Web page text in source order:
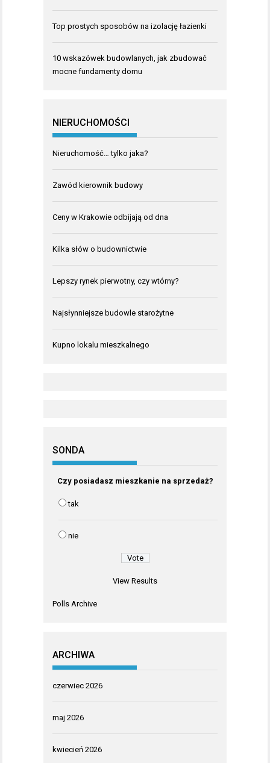
Top prostych sposobów na izolację łazienki
10 wskazówek budowlanych, jak zbudować
mocne fundamenty domu
NIERUCHOMOŚCI
Nieruchomość… tylko jaka?
Zawód kierownik budowy
Ceny w Krakowie odbijają od dna
Kilka słów o budownictwie
Lepszy rynek pierwotny, czy wtórny?
Najsłynniejsze budowle starożytne
Kupno lokalu mieszkalnego
SONDA
Czy posiadasz mieszkanie na sprzedaż?
tak
nie
View Results
Polls Archive
ARCHIWA
czerwiec 2026
maj 2026
kwiecień 2026